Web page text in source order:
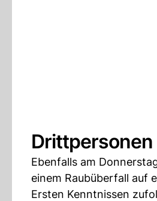
Ebenfalls am
einem Raubüberfall auf
Ersten Kenntnissen